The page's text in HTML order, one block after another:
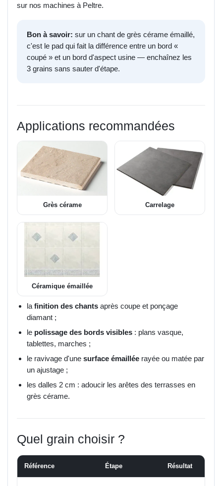
sur nos machines à Peltre.
Bon à savoir: sur un chant de grès cérame émaillé,
c'est le pad qui fait la différence entre un bord «
coupé » et un bord d'aspect usine — enchaînez les
3 grains sans sauter d'étape.
Applications recommandées
Grès cérame Carrelage
Céramique émaillée
la finition des chants après coupe et ponçage
diamant ;
le polissage des bords visibles : plans vasque,
tablettes, marches ;
le ravivage d'une surface émaillée rayée ou matée par
un ajustage ;
les dalles 2 cm : adoucir les arêtes des terrasses en
grès cérame.
Quel grain choisir ?
Référence Étape Résultat